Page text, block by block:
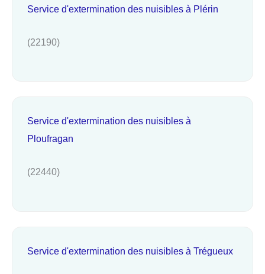
Service d'extermination des nuisibles à Plérin
(22190)
Service d'extermination des nuisibles à
Ploufragan
(22440)
Service d'extermination des nuisibles à Trégueux